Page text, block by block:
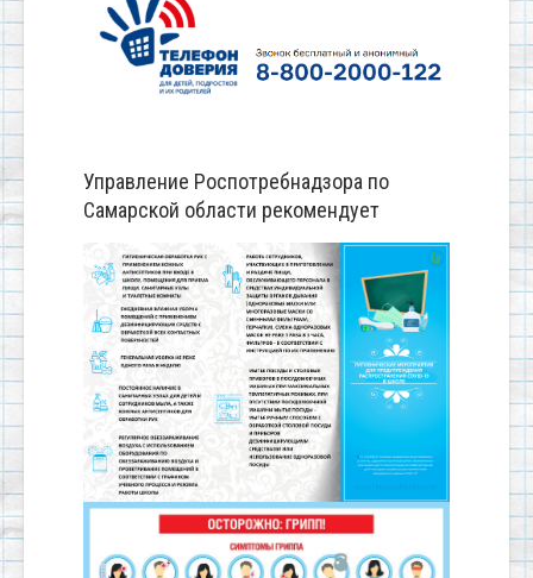
Управление Роспотребнадзора по
Самарской области рекомендует